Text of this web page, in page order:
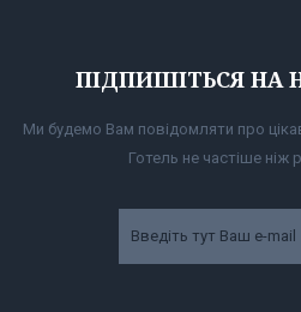
ПІДПИШІТЬСЯ НА
Ми будемо Вам повідомляти про
Готель не частіше ніж